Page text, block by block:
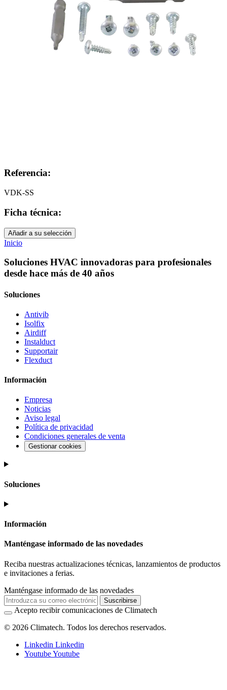
Referencia:
VDK-SS
Ficha técnica:
Añadir a su selección
Inicio
Soluciones HVAC innovadoras para profesionales
desde hace más de 40 años
Soluciones
Antivib
Isolfix
Airdiff
Instalduct
Supportair
Flexduct
Información
Empresa
Noticias
Aviso legal
Política de privacidad
Condiciones generales de venta
Gestionar cookies
Soluciones
Información
Manténgase informado de las novedades
Reciba nuestras actualizaciones técnicas, lanzamientos de productos
e invitaciones a ferias.
Manténgase informado de las novedades
Suscribirse
Acepto recibir comunicaciones de Climatech
© 2026 Climatech. Todos los derechos reservados.
Linkedin Linkedin
YoutubeYoutube